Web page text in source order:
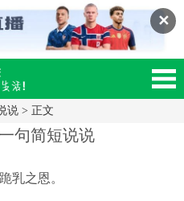
✕
说 > 正文
句简短说说
乳之恩。